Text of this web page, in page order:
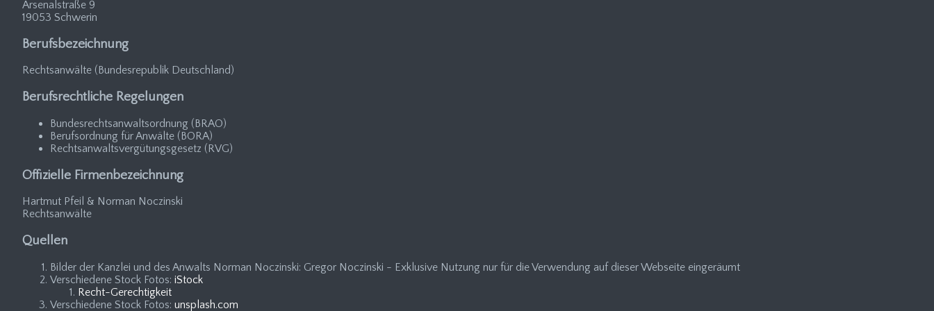
Arsenalstraße 9
19053 Schwerin
Berufsbezeichnung
Rechtsanwälte (Bundesrepublik Deutschland)
Berufsrechtliche Regelungen
Bundesrechtsanwaltsordnung (BRAO)
Berufsordnung für Anwälte (BORA)
Rechtsanwaltsvergütungsgesetz (RVG)
Offizielle Firmenbezeichnung
Hartmut Pfeil & Norman Noczinski
Rechtsanwälte
Quellen
Bilder der Kanzlei und des Anwalts Norman Noczinski: Gregor Noczinski - Exklusive Nutzung nur für die Verwendung auf dieser Webseite eingeräumt
Verschiedene Stock Fotos: iStock
Recht-Gerechtigkeit
Verschiedene Stock Fotos: unsplash.com